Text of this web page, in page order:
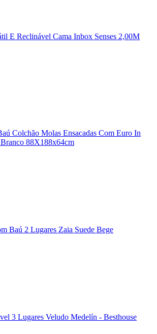
E Reclinável Cama Inbox Senses 2,00M
Colchão Molas Ensacadas Com Euro In
88X188x64cm
Baú 2 Lugares Zaia Suede Bege
3 Lugares Veludo Medelín - Besthouse